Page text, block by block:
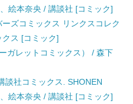
絵本奈央 / 講談社 [コミック]
ズコミックス リンクスコレク
ス [コミック]
ガレットコミックス） / 森下
談社コミックス. SHONEN
絵本奈央 / 講談社 [コミック]